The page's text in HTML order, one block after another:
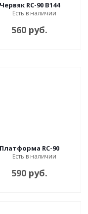
Червяк RC-90 B144
Есть в наличии
560 руб.
Платформа RC-90
Есть в наличии
590 руб.